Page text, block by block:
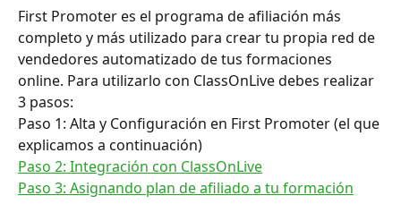
First Promoter es el programa de afiliación más
completo y más utilizado para crear tu propia red de
vendedores automatizado de tus formaciones
online. Para utilizarlo con ClassOnLive debes realizar
3 pasos:
Paso 1: Alta y Configuración en First Promoter (el que
explicamos a continuación)
Paso 2: Integración con ClassOnLive
Paso 3: Asignando plan de afiliado a tu formación